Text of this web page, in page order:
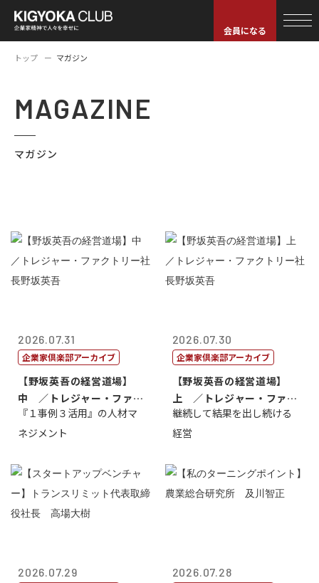
会員になる
トップ マガジン
MAGAZINE
マガジン
2026.07.31
企業家倶楽部アーカイブ
【野坂英吾の経営道場】
中 ／トレジャー・ファク
トリー社長野坂...
『１事例３活用』の人材マ
ネジメント
2026.07.30
企業家倶楽部アーカイブ
【野坂英吾の経営道場】
上 ／トレジャー・ファク
トリー社長野坂...
継続して結果を出し続ける
経営
2026.07.29 2026.07.28